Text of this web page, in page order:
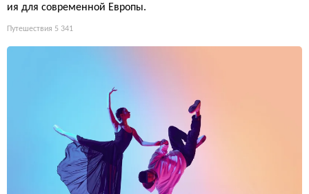
ия для современной Европы.
Путешествия 5 341